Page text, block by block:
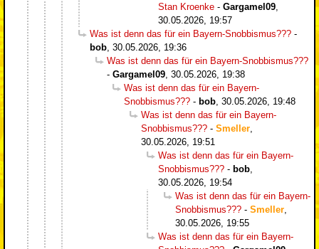
Stan Kroenke - Gargamel09
30.05.2026, 19:57
Was ist denn das für ein Bayern-Snobbismus??? -
bob 30.05.2026, 19:36
Was ist denn das für ein Bayern-Snobbismus???
- Gargamel09 30.05.2026, 19:38
Was ist denn das für ein Bayern-
Snobbismus??? - bob 30.05.2026, 19:48
Was ist denn das für ein Bayern-
Snobbismus??? - Smeller
30.05.2026, 19:51
Was ist denn das für ein Bayern-
Snobbismus??? - bob
30.05.2026, 19:54
Was ist denn das für ein Bayern-
Snobbismus??? - Smeller
30.05.2026, 19:55
Was ist denn das für ein Bayern-